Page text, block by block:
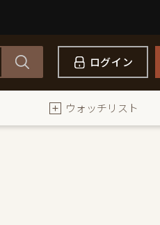
ログイン
ウォッチリスト